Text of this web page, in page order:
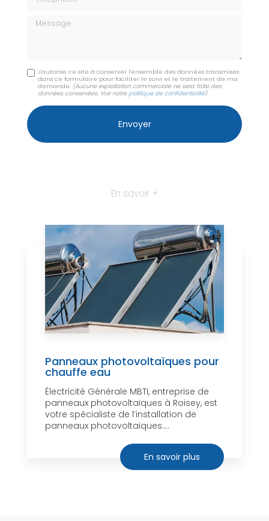
Message
J'autorise ce site à conserver l'ensemble des données transmises
dans ce formulaire pour faciliter le suivi et le traitement de ma
demande. (Aucune exploitation commerciale ne sera faite des
données conservées. Voir notre politique de confidentialité)
En savoir +
Panneaux photovoltaïques pour
chauffe eau
Électricité Générale MBTI, entreprise de
panneaux photovoltaïques à Roisey, est
votre spécialiste de l’installation de
panneaux photovoltaïques....
En savoir plus